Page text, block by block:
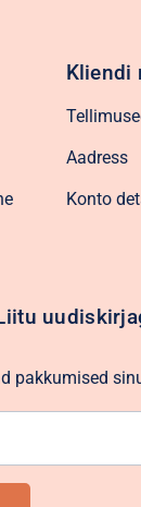
Kliendi
Aadress
Konto
pakkumised